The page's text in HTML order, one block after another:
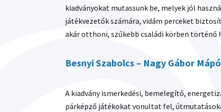
kiadványokat mutassunk be, melyek jól
játékvezetők számára, vidám perceket
akár otthoni, szűkebb családi körben történő
Besnyi Szabolcs – Nagy Gábor
A kiadvány ismerkedési, bemelegítő,
párképző játékokat vonultat fel,